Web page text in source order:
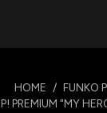
HOME
FUNKO
PREMIUM "MY